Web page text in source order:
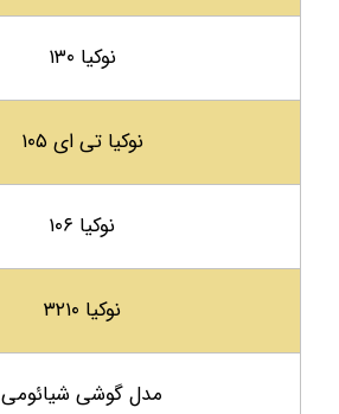
نوکیا ۱۳۰
نوکیا تی ای ۱۰۵
نوکیا ۱۰۶
نوکیا ۳۲۱۰
مدل گوشی شیائومی